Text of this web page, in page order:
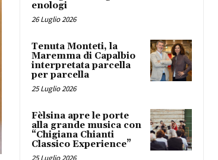
enologi
26 Luglio 2026
Tenuta Monteti, la
Maremma di Capalbio
interpretata parcella
per parcella
25 Luglio 2026
Fèlsina apre le porte
alla grande musica con
“Chigiana Chianti
Classico Experience”